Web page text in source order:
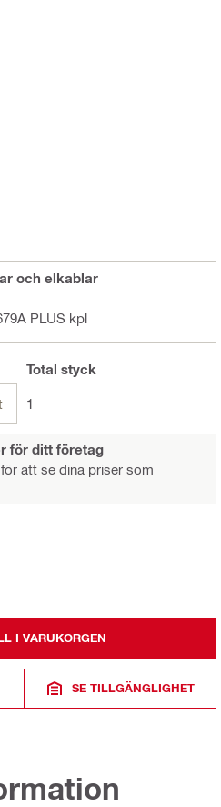
och elkablar
PLUS kpl
Total styck
1
för ditt företag
för att se dina priser som
I VARUKORGEN
SE TILLGÄNGLIGHET